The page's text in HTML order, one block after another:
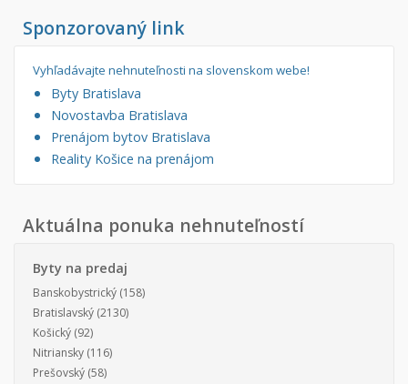
Sponzorovaný link
Vyhľadávajte nehnuteľnosti na slovenskom webe!
Byty Bratislava
Novostavba Bratislava
Prenájom bytov Bratislava
Reality Košice na prenájom
Aktuálna ponuka nehnuteľností
Byty na predaj
Banskobystrický (158)
Bratislavský (2130)
Košický (92)
Nitriansky (116)
Prešovský (58)